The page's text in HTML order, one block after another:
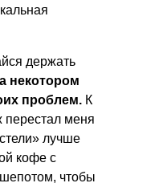
держать
некотором
проблем. К
перестал меня
лучше
кофе с
чтобы